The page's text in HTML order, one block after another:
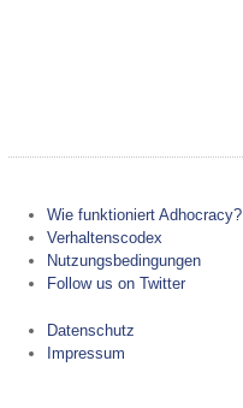
Wie funktioniert Adhocracy?
Verhaltenscodex
Nutzungsbedingungen
Follow us on Twitter
Datenschutz
Impressum